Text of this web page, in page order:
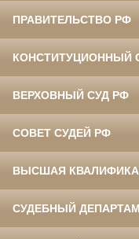
ПРАВИТЕЛЬСТВО РФ
КОНСТИТУЦИОННЫЙ
ВЕРХОВНЫЙ СУД РФ
СОВЕТ СУДЕЙ РФ
ВЫСШАЯ
СУДЕБНЫЙ